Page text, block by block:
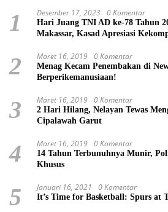
1 Desember 17, 2023 0 Komentar
Hari Juang TNI AD ke-78 Tahun
Makassar, Kasad Apresiasi
2 Maret 16, 2019 0 Komentar
Menag Kecam Penembakan di
Berperikemanusiaan!
3 Maret 16, 2019 0 Komentar
2 Hari Hilang, Nelayan Tewas
Cipalawah Garut
4 Maret 16, 2019 0 Komentar
14 Tahun Terbunuhnya Munir,
Khusus
5 Januari 16, 2021 0 Komentar
It’s Time for Basketball: Spurs at